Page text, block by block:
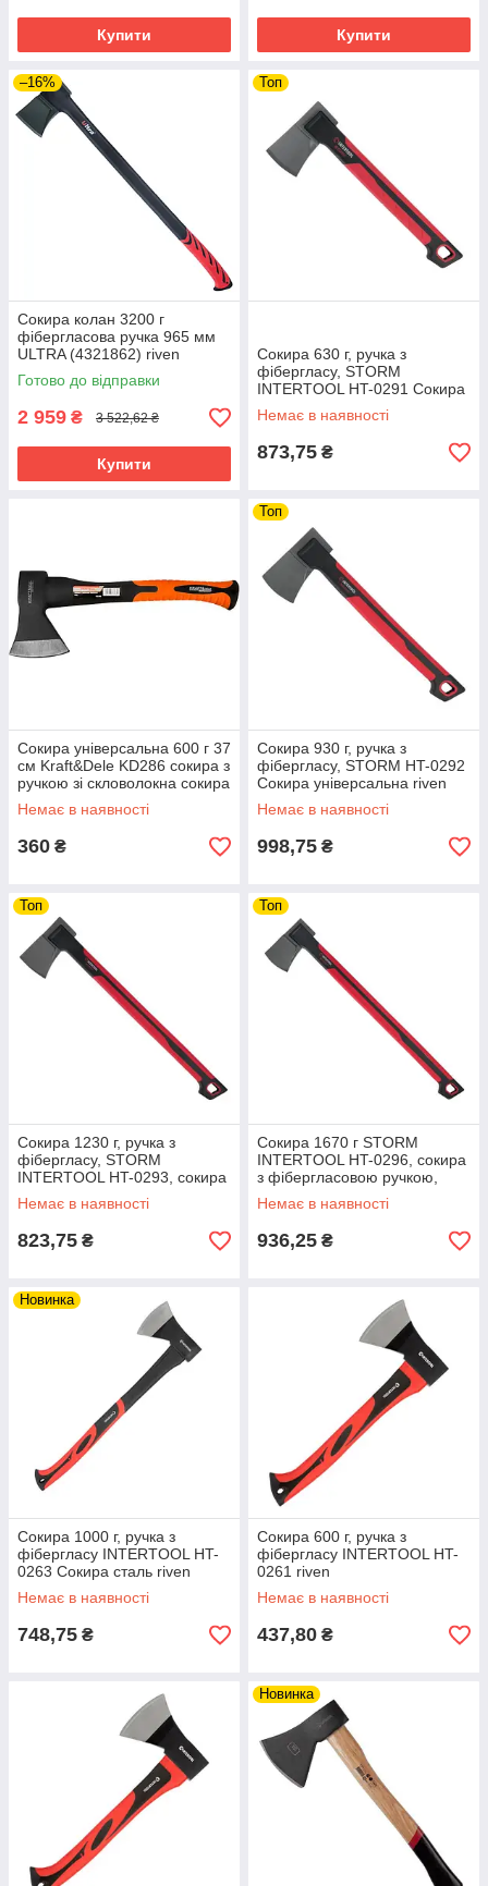
Купити Купити
–16%
Сокира колан 3200 г
фібергласова ручка 965 мм
ULTRA (4321862) riven
Готово до відправки
2 959 ₴ 3 522,62 ₴
Купити
Топ
Сокира 630 г, ручка з
фібергласу, STORM
INTERTOOL HT-0291 Сокира
сталь riven
Немає в наявності
873,75 ₴
Сокира універсальна 600 г 37
см Kraft&Dele KD286 сокира з
ручкою зі скловолокна сокира
для дачі сокира для рубки
колод сокири
Немає в наявності
360 ₴
Топ
Сокира 930 г, ручка з
фібергласу, STORM HT-0292
Сокира універсальна riven
Немає в наявності
998,75 ₴
Топ
Сокира 1230 г, ручка з
фібергласу, STORM
INTERTOOL HT-0293, сокира
з фібергласовою ручкою,
сокира для рубки riven
Немає в наявності
823,75 ₴
Топ
Сокира 1670 г STORM
INTERTOOL HT-0296, сокира
з фібергласовою ручкою,
сокира для рубки та колки
дров riven
Немає в наявності
936,25 ₴
Новинка
Сокира 1000 г, ручка з
фібергласу INTERTOOL HT-
0263 Сокира сталь riven
Немає в наявності
748,75 ₴
Сокира 600 г, ручка з
фібергласу INTERTOOL HT-
0261 riven
Немає в наявності
437,80 ₴
Новинка